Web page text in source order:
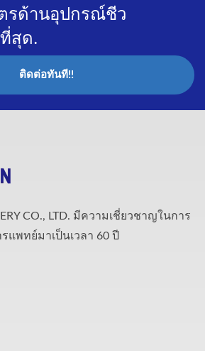
รด้านอุปกรณ์ชีว
สุด.
ติดต่อทันที!!
CO., LTD. มีความเชี่ยวชาญในการ
แพทย์มาเป็นเวลา 60 ปี